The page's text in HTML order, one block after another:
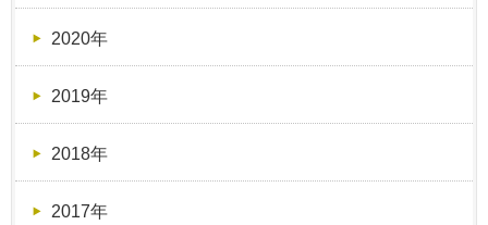
2020年
2019年
2018年
2017年